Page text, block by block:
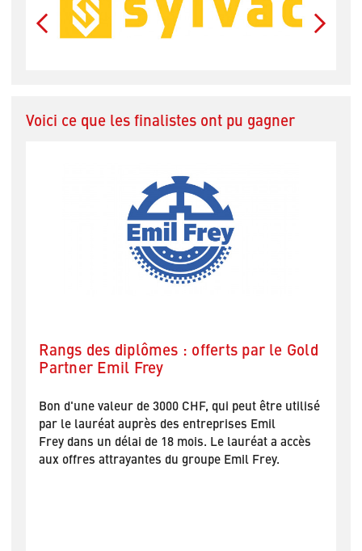
Voici ce que les finalistes ont pu gagner
Cadeau pour tous les lauréats de Caran
d'Ache
Tous les finalistes recevront en cadeau un set
d'écriture noble et personnalisé de Caran d'Ache.